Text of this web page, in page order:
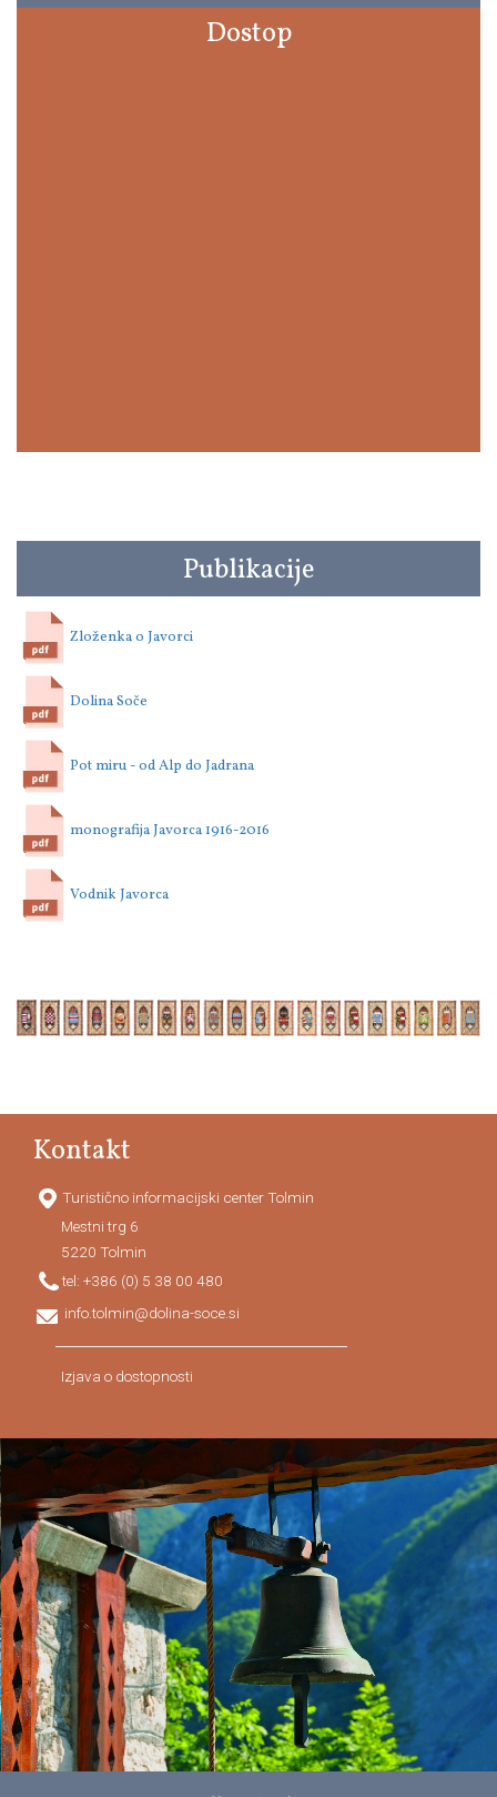
Dostop
Publikacije
Zloženka o Javorci
Dolina Soče
Pot miru - od Alp do Jadrana
monografija Javorca 1916-2016
Vodnik Javorca
Kontakt
Turistično informacijski center Tolmin
Mestni trg 6
5220 Tolmin
tel: +386 (0) 5 38 00 480
info.tolmin@dolina-soce.si
Izjava o dostopnosti